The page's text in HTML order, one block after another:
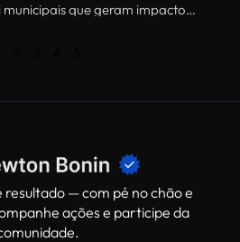
que geram impacto
resultado — com pé no chão e
ações e participe da